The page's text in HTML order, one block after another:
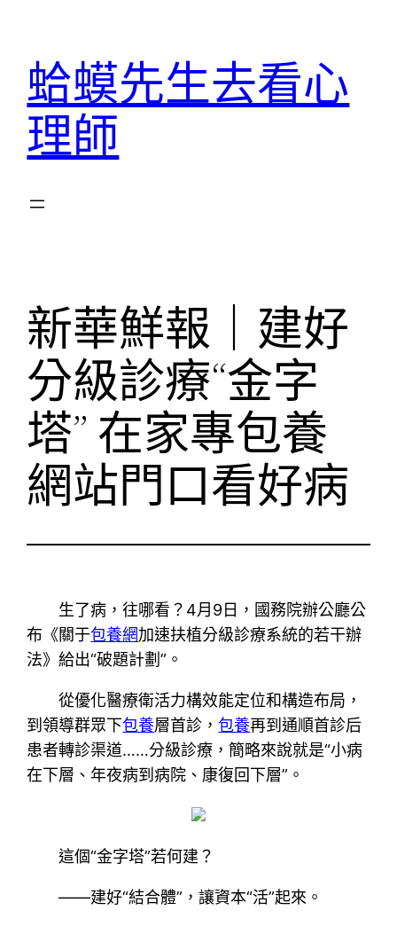
蛤蟆先生去看心
理師
新華鮮報｜建好
分級診療“金字
塔” 在家專包養
網站門口看好病
生了病，往哪看？4月9日，國務院辦公廳公
布《關于包養網加速扶植分級診療系統的若干辦
法》給出“破題計劃”。
從優化醫療衛活力構效能定位和構造布局，
到領導群眾下包養層首診，包養再到通順首診后
患者轉診渠道……分級診療，簡略來說就是“小病
在下層、年夜病到病院、康復回下層”。
這個“金字塔”若何建？
——建好“結合體”，讓資本“活”起來。